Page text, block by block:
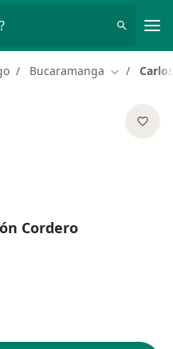
Bucaramanga Cambiar
Cordero